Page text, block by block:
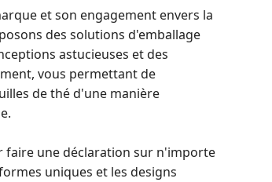
et son engagement envers la
des solutions d'emballage
astucieuses et des
vous permettant de
de thé d'une manière
faire une déclaration sur n'importe
uniques et les designs